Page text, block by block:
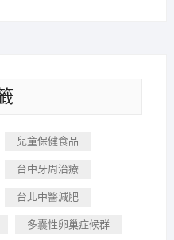
兒童保健食品
台中牙周治療
台北中醫減肥
多囊性卵巢症候群